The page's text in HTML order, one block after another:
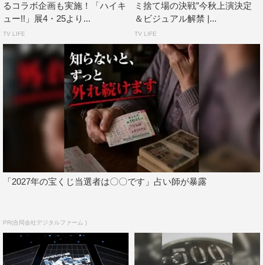
ハイパープロジェクション演劇「ハイキュー!!」“はじまり
ハイパープロジェクション演劇「ハイキュー!!」“最強の場
所（チーム）”
ハイパープロジェクション演劇「ハイキュー!!」“東京の陣”
ハイパープロジェクション演劇「ハイキュー!!」“飛翔”
ミュージカル「ヘタリア～Singin’in the World～」
ミュージカル「ヘタリア～The Great World～」
ミュージカル「ヘタリア～in the new world～」大阪千秋
楽ノーカット版
ミュージカル「ヘタリア～in the new world～」東京大千
Universe～幕張公演
ミュージカル「ヘタリア」FINAL LIVE～A World in the
Universe～大阪公演
るコラボ企画も実施！「ハイキ
ュー!!」展4・25より...
TV LIFE
ミ捨て場の決戦”今秋上演決定
＆ビジュアル解禁 |...
TV LIFE
「2027年の宝くじ当選者は〇〇です」占い師が暴露
PR(合同会社デジタルファーム )